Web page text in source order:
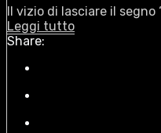
Il vizio di lasciare il
Leggi tutto
Share: